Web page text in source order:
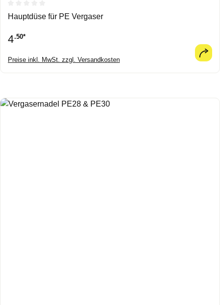
Durchschnittliche Bewertung von 0 von 5 Sternen
Hauptdüse für PE Vergaser
4.50*
Preise inkl. MwSt. zzgl. Versandkosten